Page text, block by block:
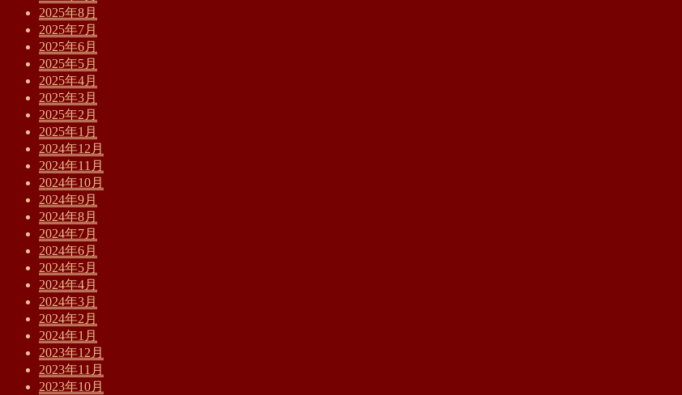
2025年8月
2025年7月
2025年6月
2025年5月
2025年4月
2025年3月
2025年2月
2025年1月
2024年12月
2024年11月
2024年10月
2024年9月
2024年8月
2024年7月
2024年6月
2024年5月
2024年4月
2024年3月
2024年2月
2024年1月
2023年12月
2023年11月
2023年10月